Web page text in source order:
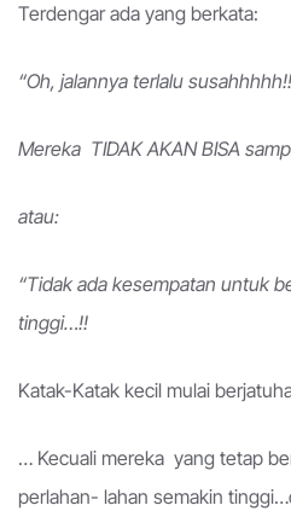
Terdengar ada yang berkata:
“Oh, jalannya terlalu susahhhhh!!
Mereka TIDAK AKAN BISA
atau:
“Tidak ada kesempatan untuk
tinggi…!!
Katak-Katak kecil mulai
… Kecuali mereka yang tetap
perlahan- lahan semakin